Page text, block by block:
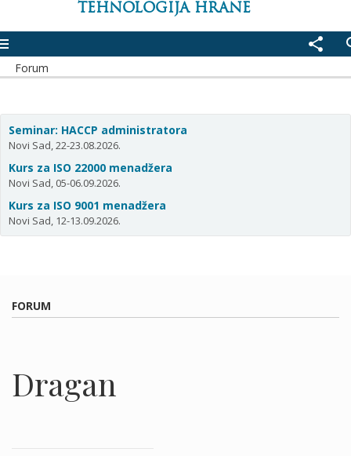
TEHNOLOGIJA HRANE
share
Forum
Seminar: HACCP administratora
Novi Sad, 22-23.08.2026.
Kurs za ISO 22000 menadžera
Novi Sad, 05-06.09.2026.
Kurs za ISO 9001 menadžera
Novi Sad, 12-13.09.2026.
FORUM
Dragan